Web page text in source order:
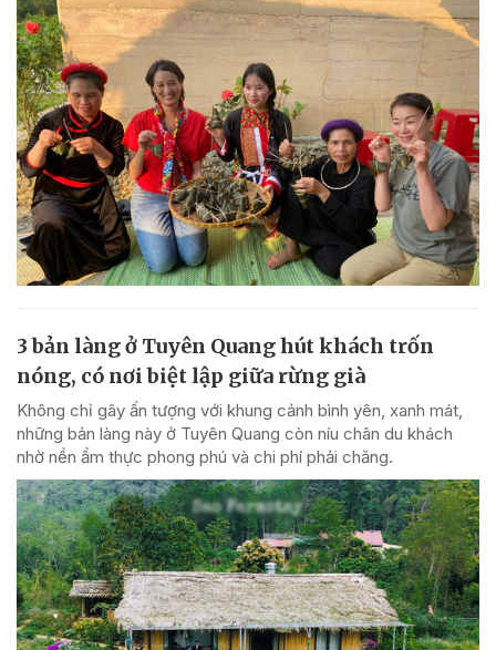
3 bản làng ở Tuyên Quang hút khách trốn
nóng, có nơi biệt lập giữa rừng già
Không chỉ gây ấn tượng với khung cảnh bình yên, xanh mát,
những bản làng này ở Tuyên Quang còn níu chân du khách
nhờ nền ẩm thực phong phú và chi phí phải chăng.